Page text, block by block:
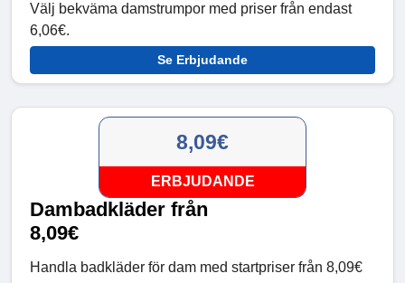
Välj bekväma damstrumpor med priser från endast
6,06€.
Se Erbjudande
8,09€
ERBJUDANDE
Dambadkläder från
8,09€
Handla badkläder för dam med startpriser från 8,09€